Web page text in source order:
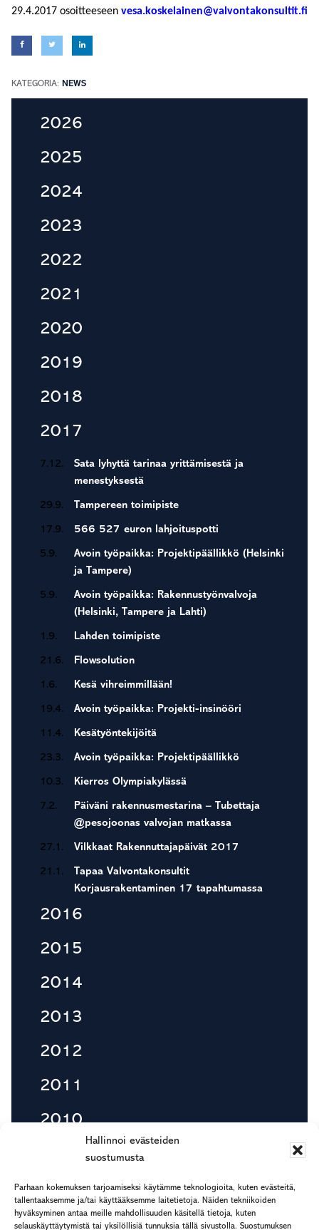
Hallinnoi evästeiden
suostumusta
Parhaan kokemuksen tarjoamiseksi käytämme teknologioita, kuten evästeitä,
tallentaaksemme ja/tai käyttääksemme laitetietoja. Näiden tekniikoiden
hyväksyminen antaa meille mahdollisuuden käsitellä tietoja, kuten
selauskäyttäytymistä tai yksilöllisiä tunnuksia tällä sivustolla. Suostumuksen
29.4.2017 osoitteeseen vesa.koskelainen@valvontakonsultit.fi
KATEGORIA: NEWS
Ensisijainen
sivupalkki
2026
2025
2024
2023
2022
2021
2020
2019
2018
2017
7.12.
Sata lyhyttä tarinaa yrittämisestä ja
menestyksestä
29.9. Tampereen toimipiste
17.9. 566 527 euron lahjoituspotti
5.9.
Avoin työpaikka: Projektipäällikkö (Helsinki
ja Tampere)
5.9.
Avoin työpaikka: Rakennustyönvalvoja
(Helsinki, Tampere ja Lahti)
1.9. Lahden toimipiste
21.6. Flowsolution
1.6. Kesä vihreimmillään!
19.4. Avoin työpaikka: Projekti-insinööri
11.4. Kesätyöntekijöitä
23.3. Avoin työpaikka: Projektipäällikkö
10.3. Kierros Olympiakylässä
7.2.
Päiväni rakennusmestarina – Tubettaja
@pesojoonas valvojan matkassa
27.1. Vilkkaat Rakennuttajapäivät 2017
21.1.
Tapaa Valvontakonsultit
Korjausrakentaminen 17 tapahtumassa
2016
2015
2014
2013
2012
2011
2010
Footer
etu.suku@rapp.fi
puh. 044 7799 277